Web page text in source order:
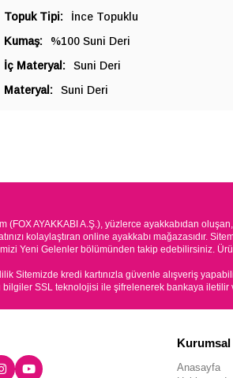
Topuk Tipi
İnce Topuklu
Kumaş
%100 Suni Deri
İç Materyal
Suni Deri
Materyal
Suni Deri
(FOX AYAKKABI A.Ş.), yüzlerce ayakkabıdan
kolaylaştıran online ayakkabı mağazasıdır.
Yeni Gelenler bölümünden takip edebilirsiniz.
Sitemizde kredi kartınızla güvenle alışveriş
SSL teknolojisi ile şifrelenerek bankaya iletilir
Kurumsal
Anasayfa